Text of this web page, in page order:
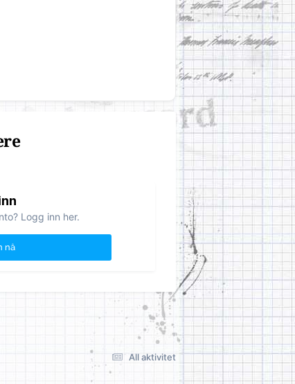
Logg inn her.
nå
All aktivitet